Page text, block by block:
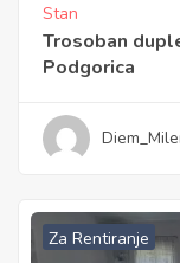
Stan
Trosoban
Podgorica
Za Rentiranje